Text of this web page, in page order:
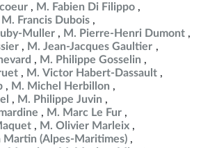
M. Fabien Di Filippo
M. Francis Dubois
Muller
M. Pierre-Henri Dumont
M. Jean-Jacques Gaultier
M. Philippe Gosselin
M. Victor Habert-Dassault
M. Michel Herbillon
M. Philippe Juvin
M. Marc Le Fur
M. Olivier Marleix
Martin (Alpes-Maritimes)